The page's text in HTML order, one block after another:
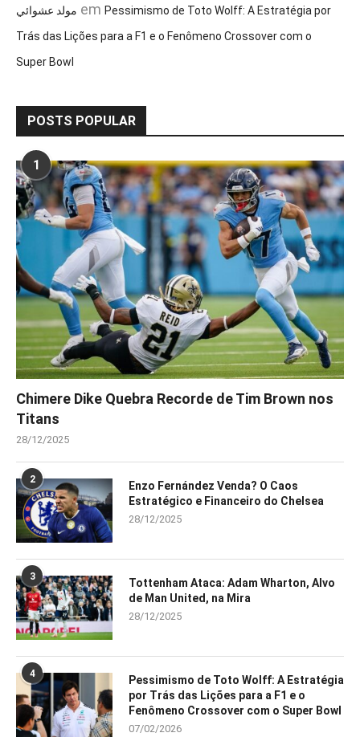
مولد عشوائي em Pessimismo de Toto Wolff: A Estratégia por
Trás das Lições para a F1 e o Fenômeno Crossover com o
Super Bowl
POSTS POPULAR
1
Chimere Dike Quebra Recorde de Tim Brown nos
Titans
28/12/2025
2
Enzo Fernández Venda? O Caos
Estratégico e Financeiro do Chelsea
28/12/2025
3
Tottenham Ataca: Adam Wharton, Alvo
de Man United, na Mira
28/12/2025
4
Pessimismo de Toto Wolff: A Estratégia
por Trás das Lições para a F1 e o
Fenômeno Crossover com o Super Bowl
07/02/2026